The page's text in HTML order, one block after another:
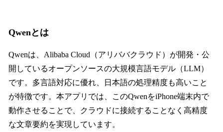
Qwenとは
Qwenは、Alibaba Cloud（アリババクラウド）が開発・公
開しているオープンソースの大規模言語モデル（LLM）
です。多言語対応に優れ、日本語の処理精度も高いこと
が特徴です。本アプリでは、このQwenをiPhone端末内で
動作させることで、クラウドに接続することなく高精度
な文章要約を実現しています。